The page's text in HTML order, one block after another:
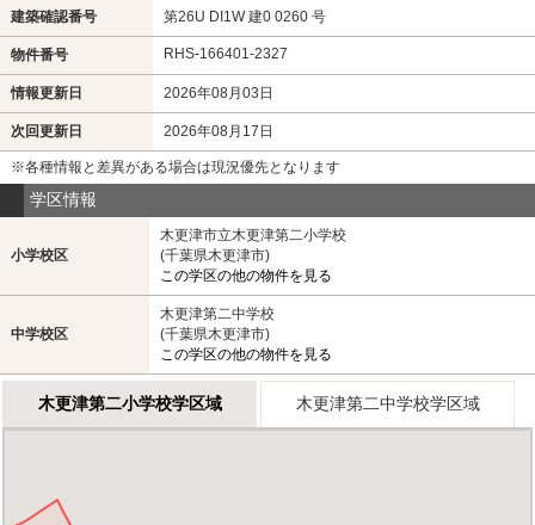
建築確認番号 第26U DI1W 建0 0260 号
物件番号 RHS-166401-2327
情報更新日 2026年08月03日
次回更新日 2026年08月17日
※各種情報と差異がある場合は現況優先となります
学区情報
小学校区
木更津市立木更津第二小学校
(千葉県木更津市)
この学区の他の物件を見る
中学校区
木更津第二中学校
(千葉県木更津市)
この学区の他の物件を見る
木更津第二小学校学区域 木更津第二中学校学区域